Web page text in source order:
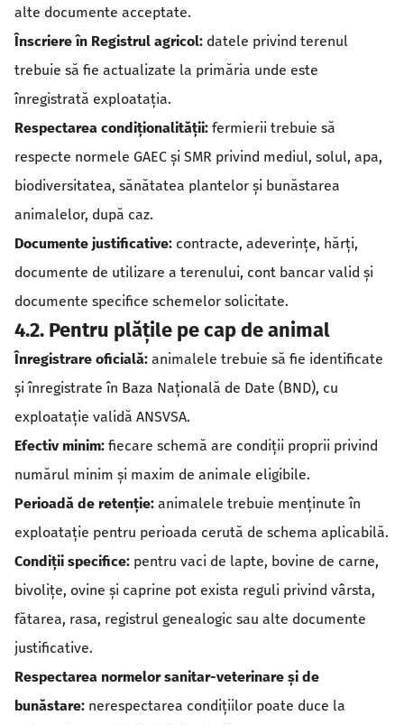
alte documente acceptate.
Înscriere în Registrul agricol: datele privind terenul
trebuie să fie actualizate la primăria unde este
înregistrată exploatația.
Respectarea condiționalității: fermierii trebuie să
respecte normele GAEC și SMR privind mediul, solul, apa,
biodiversitatea, sănătatea plantelor și bunăstarea
animalelor, după caz.
Documente justificative: contracte, adeverințe, hărți,
documente de utilizare a terenului, cont bancar valid și
documente specifice schemelor solicitate.
4.2. Pentru plățile pe cap de animal
Înregistrare oficială: animalele trebuie să fie identificate
și înregistrate în Baza Națională de Date (BND), cu
exploatație validă ANSVSA.
Efectiv minim: fiecare schemă are condiții proprii privind
numărul minim și maxim de animale eligibile.
Perioadă de retenție: animalele trebuie menținute în
exploatație pentru perioada cerută de schema aplicabilă.
Condiții specifice: pentru vaci de lapte, bovine de carne,
bivolițe, ovine și caprine pot exista reguli privind vârsta,
fătarea, rasa, registrul genealogic sau alte documente
justificative.
Respectarea normelor sanitar-veterinare și de
bunăstare: nerespectarea condițiilor poate duce la